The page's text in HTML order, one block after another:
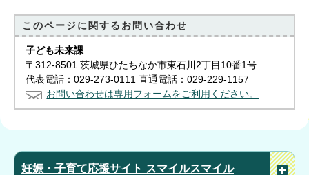
このページに関する お問い合わせ
子ども未来課
〒312-8501 茨城県ひたちなか市東石川2丁目10番1号
代表電話：029-273-0111 直通電話：029-229-1157
お問い合わせは専用フォームをご利用ください。
妊娠・子育て応援サイト スマイルスマイル